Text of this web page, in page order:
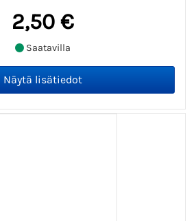
2,50 €
Saatavilla